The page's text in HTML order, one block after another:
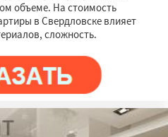
объеме. На стоимость
в Свердловске влияет
сложность.